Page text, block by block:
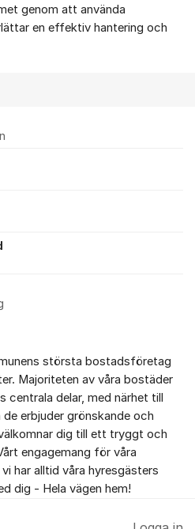
genom att använda
en effektiv hantering och
största bostadsföretag
Majoriteten av våra bostäder
centrala delar, med närhet till
erbjuder grönskande och
dig till ett tryggt och
engagemang för våra
har alltid våra hyresgästers
dig - Hela vägen hem!